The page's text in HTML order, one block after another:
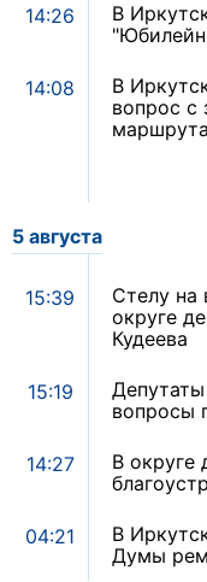
14:26
В
14:08
В
вопрос с
маршрута
5 августа
15:39
Стелу на
округе
Кудеева
15:19
вопросы
14:27
В округе
04:21
В
Думы